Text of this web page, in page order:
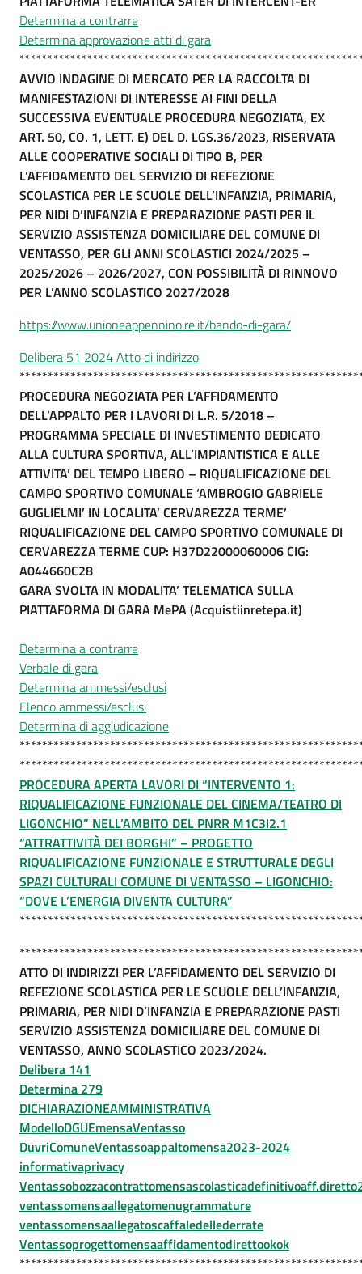
Determina a contrarre
Determina approvazione atti di gara
AVVIO INDAGINE DI MERCATO PER LA RACCOLTA DI
MANIFESTAZIONI DI INTERESSE AI FINI DELLA
SUCCESSIVA EVENTUALE PROCEDURA NEGOZIATA, EX
ART. 50, CO. 1, LETT. E) DEL D. LGS.36/2023, RISERVATA
ALLE COOPERATIVE SOCIALI DI TIPO B, PER
L’AFFIDAMENTO DEL SERVIZIO DI REFEZIONE
SCOLASTICA PER LE SCUOLE DELL’INFANZIA, PRIMARIA,
PER NIDI D’INFANZIA E PREPARAZIONE PASTI PER IL
SERVIZIO ASSISTENZA DOMICILIARE DEL COMUNE DI
VENTASSO, PER GLI ANNI SCOLASTICI 2024/2025 –
2025/2026 – 2026/2027, CON POSSIBILITÀ DI RINNOVO
PER L’ANNO SCOLASTICO 2027/2028
https://www.unioneappennino.re.it/bando-di-gara/
Delibera 51 2024 Atto di indirizzo
PROCEDURA NEGOZIATA PER L’AFFIDAMENTO
DELL’APPALTO PER I LAVORI DI L.R. 5/2018 –
PROGRAMMA SPECIALE DI INVESTIMENTO DEDICATO
ALLA CULTURA SPORTIVA, ALL’IMPIANTISTICA E ALLE
ATTIVITA’ DEL TEMPO LIBERO – RIQUALIFICAZIONE DEL
CAMPO SPORTIVO COMUNALE ‘AMBROGIO GABRIELE
GUGLIELMI’ IN LOCALITA’ CERVAREZZA TERME’
RIQUALIFICAZIONE DEL CAMPO SPORTIVO COMUNALE DI
CERVAREZZA TERME CUP: H37D22000060006 CIG:
A044660C28
GARA SVOLTA IN MODALITA’ TELEMATICA SULLA
PIATTAFORMA DI GARA MePA (Acquistiinretepa.it)
Determina a contrarre
Verbale di gara
Determina ammessi/esclusi
Elenco ammessi/esclusi
Determina di aggiudicazione
PROCEDURA APERTA LAVORI DI “INTERVENTO 1:
RIQUALIFICAZIONE FUNZIONALE DEL CINEMA/TEATRO DI
LIGONCHIO” NELL’AMBITO DEL PNRR M1C3I2.1
“ATTRATTIVITÀ DEI BORGHI” – PROGETTO
RIQUALIFICAZIONE FUNZIONALE E STRUTTURALE DEGLI
SPAZI CULTURALI COMUNE DI VENTASSO – LIGONCHIO:
“DOVE L’ENERGIA DIVENTA CULTURA”
ATTO DI INDIRIZZI PER L’AFFIDAMENTO DEL SERVIZIO DI
REFEZIONE SCOLASTICA PER LE SCUOLE DELL’INFANZIA,
PRIMARIA, PER NIDI D’INFANZIA E PREPARAZIONE PASTI
SERVIZIO ASSISTENZA DOMICILIARE DEL COMUNE DI
VENTASSO, ANNO SCOLASTICO 2023/2024.
Delibera 141
Determina 279
DICHIARAZIONEAMMINISTRATIVA
ModelloDGUEmensaVentasso
DuvriComuneVentassoappaltomensa2023-2024
informativaprivacy
ventassomensaallegatomenugrammature
ventassomensaallegatoscaffaledellederrate
Ventassoprogettomensaaffidamentodirettookok